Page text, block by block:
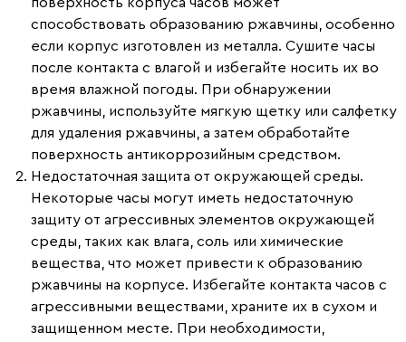
поверхность корпуса часов может
способствовать образованию ржавчины, особенно
если корпус изготовлен из металла. Сушите часы
после контакта с влагой и избегайте носить их во
время влажной погоды. При обнаружении
ржавчины, используйте мягкую щетку или салфетку
для удаления ржавчины, а затем обработайте
поверхность антикоррозийным средством.
Недостаточная защита от окружающей среды.
Некоторые часы могут иметь недостаточную
защиту от агрессивных элементов окружающей
среды, таких как влага, соль или химические
вещества, что может привести к образованию
ржавчины на корпусе. Избегайте контакта часов с
агрессивными веществами, храните их в сухом и
защищенном месте. При необходимости,